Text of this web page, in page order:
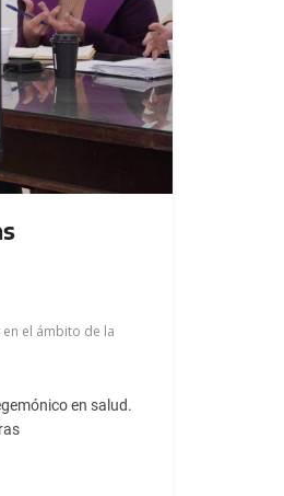
en el ámbito de la
en salud.